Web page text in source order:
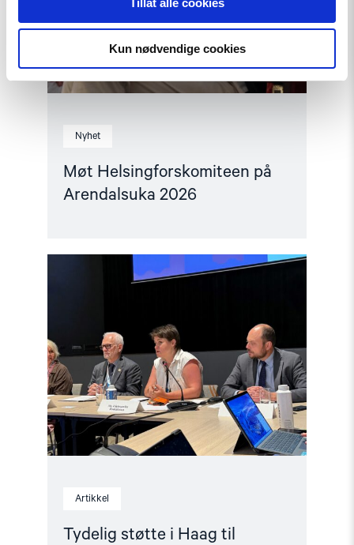
Kun nødvendige cookies
Nyhet
Møt Helsingforskomiteen på
Arendalsuka 2026
Artikkel
Tydelig støtte i Haag til
article
Haag
til
«People
First»"